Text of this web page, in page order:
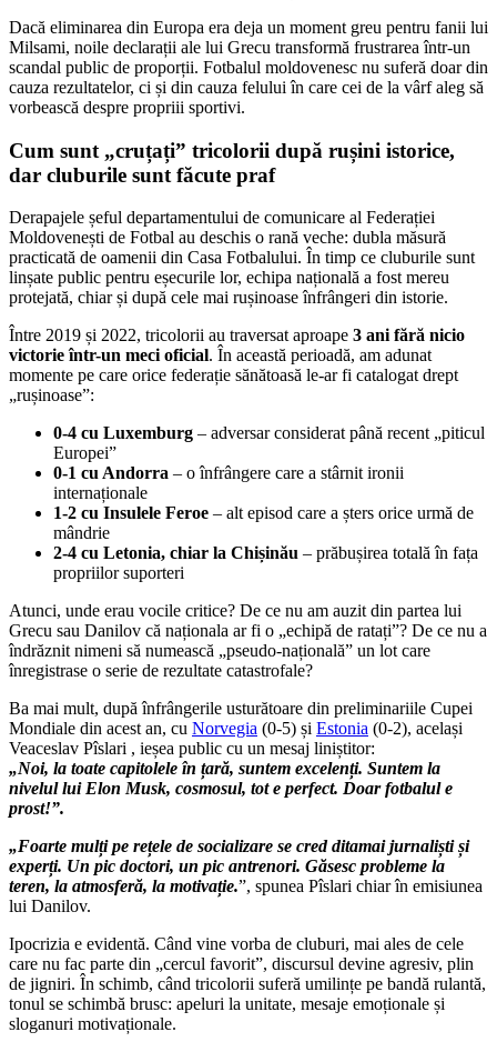
Dacă eliminarea din Europa era deja un moment greu pentru fanii lui
Milsami, noile declarații ale lui Grecu transformă frustrarea într-un
scandal public de proporții. Fotbalul moldovenesc nu suferă doar din
cauza rezultatelor, ci și din cauza felului în care cei de la vârf aleg să
vorbească despre propriii sportivi.
Cum sunt „cruțați” tricolorii după rușini istorice,
dar cluburile sunt făcute praf
Derapajele șeful departamentului de comunicare al Federației
Moldovenești de Fotbal au deschis o rană veche: dubla măsură
practicată de oamenii din Casa Fotbalului. În timp ce cluburile sunt
linșate public pentru eșecurile lor, echipa națională a fost mereu
protejată, chiar și după cele mai rușinoase înfrângeri din istorie.
Între 2019 și 2022, tricolorii au traversat aproape 3 ani fără nicio
victorie într-un meci oficial. În această perioadă, am adunat
momente pe care orice federație sănătoasă le-ar fi catalogat drept
„rușinoase”:
0-4 cu Luxemburg – adversar considerat până recent „piticul
Europei”
0-1 cu Andorra – o înfrângere care a stârnit ironii
internaționale
1-2 cu Insulele Feroe – alt episod care a șters orice urmă de
mândrie
2-4 cu Letonia, chiar la Chișinău – prăbușirea totală în fața
propriilor suporteri
Atunci, unde erau vocile critice? De ce nu am auzit din partea lui
Grecu sau Danilov că naționala ar fi o „echipă de ratați”? De ce nu a
îndrăznit nimeni să numească „pseudo-națională” un lot care
înregistrase o serie de rezultate catastrofale?
Ba mai mult, după înfrângerile usturătoare din preliminariile Cupei
Mondiale din acest an, cu Norvegia (0-5) și Estonia (0-2), același
Veaceslav Pîslari , ieșea public cu un mesaj liniștitor:
„Noi, la toate capitolele în țară, suntem excelenți. Suntem la
nivelul lui Elon Musk, cosmosul, tot e perfect. Doar fotbalul e
prost!”.
„Foarte mulți pe rețele de socializare se cred ditamai jurnaliști și
experți. Un pic doctori, un pic antrenori. Găsesc probleme la
teren, la atmosferă, la motivație.”, spunea Pîslari chiar în emisiunea
lui Danilov.
Ipocrizia e evidentă. Când vine vorba de cluburi, mai ales de cele
care nu fac parte din „cercul favorit”, discursul devine agresiv, plin
de jigniri. În schimb, când tricolorii suferă umilințe pe bandă rulantă,
tonul se schimbă brusc: apeluri la unitate, mesaje emoționale și
sloganuri motivaționale.